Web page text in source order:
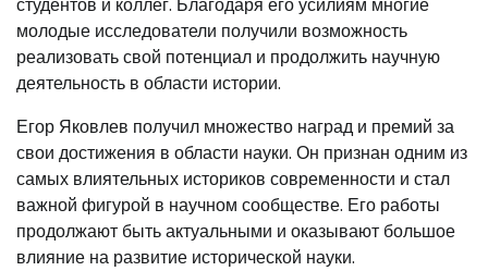
молодые исследователи получили возможность
реализовать свой потенциал и продолжить научную
деятельность в области истории.
Егор Яковлев получил множество наград и премий за
свои достижения в области науки. Он признан одним из
самых влиятельных историков современности и стал
важной фигурой в научном сообществе. Его работы
продолжают быть актуальными и оказывают большое
влияние на развитие исторической науки.